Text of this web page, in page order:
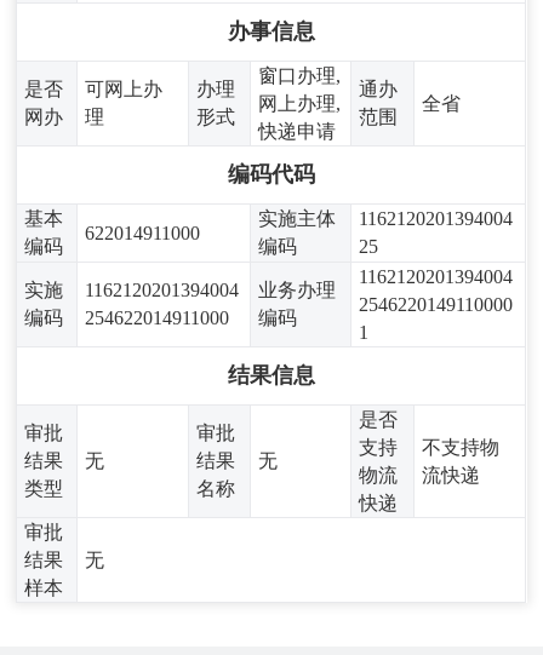
办事信息
是否
网办
可网上办
理
办理
形式
窗口办理,
网上办理,
快递申请
通办
范围
全省
编码代码
基本
编码
622014911000
实施主体
编码
1162120201394004
25
实施
编码
1162120201394004
254622014911000
业务办理
编码
1162120201394004
2546220149110000
1
结果信息
审批
结果
类型
无
审批
结果
名称
无
是否
支持
物流
快递
不支持物
流快递
审批
结果
样本
无